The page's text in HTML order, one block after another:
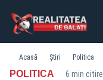
Acasă Știri Politica
POLITICA· 6 min citire